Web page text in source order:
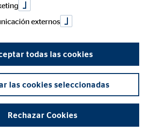
o tu oficina más
con tu hipoteca? Te
mejor puede ayudarte.
externos
todas las cookies
las cookies seleccionadas
Rechazar Cookies